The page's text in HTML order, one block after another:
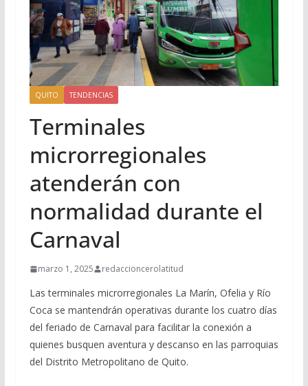
QUITO TENDENCIAS
Terminales
microrregionales
atenderán con
normalidad durante el
Carnaval
marzo 1, 2025 redaccioncerolatitud
Las terminales microrregionales La Marín, Ofelia y Río
Coca se mantendrán operativas durante los cuatro días
del feriado de Carnaval para facilitar la conexión a
quienes busquen aventura y descanso en las parroquias
del Distrito Metropolitano de Quito.